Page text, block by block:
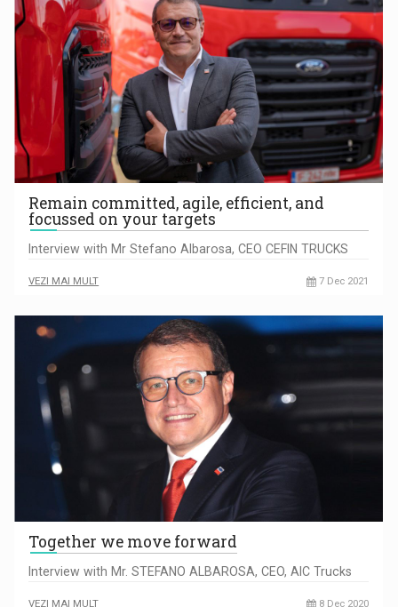
Remain committed, agile, efficient, and
focussed on your targets
Interview with Mr Stefano Albarosa, CEO CEFIN TRUCKS
VEZI MAI MULT 7 Dec 2021
Together we move forward
Interview with Mr. STEFANO ALBAROSA, CEO, AIC Trucks
VEZI MAI MULT 8 Dec 2020